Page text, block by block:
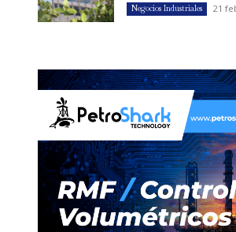
Negocios Industriales 21